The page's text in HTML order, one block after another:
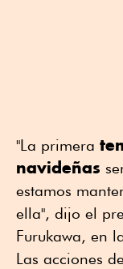
"La primera
navideñas
estamos
ella", dijo el
Furukawa, en
Las acciones